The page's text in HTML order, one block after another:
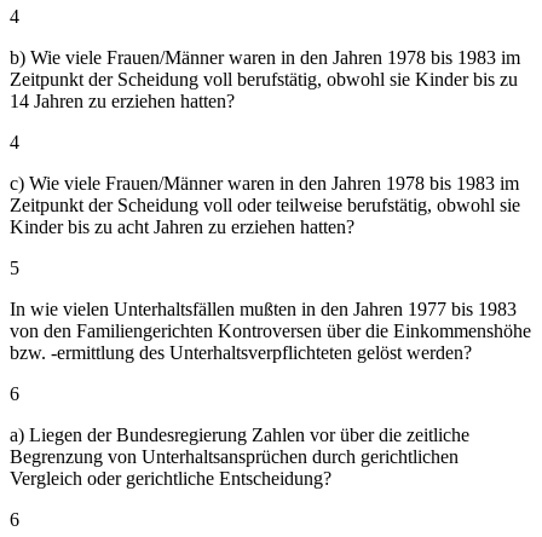
4
b) Wie viele Frauen/Männer waren in den Jahren 1978 bis 1983 im
Zeitpunkt der Scheidung voll berufstätig, obwohl sie Kinder bis zu
14 Jahren zu erziehen hatten?
4
c) Wie viele Frauen/Männer waren in den Jahren 1978 bis 1983 im
Zeitpunkt der Scheidung voll oder teilweise berufstätig, obwohl sie
Kinder bis zu acht Jahren zu erziehen hatten?
5
In wie vielen Unterhaltsfällen mußten in den Jahren 1977 bis 1983
von den Familiengerichten Kontroversen über die Einkommenshöhe
bzw. -ermittlung des Unterhaltsverpflichteten gelöst werden?
6
a) Liegen der Bundesregierung Zahlen vor über die zeitliche
Begrenzung von Unterhaltsansprüchen durch gerichtlichen
Vergleich oder gerichtliche Entscheidung?
6